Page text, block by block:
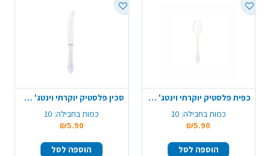
כפית פלסטיק יוקרתי וינטג' 10 יח' - ניצוצות זהב
כמות בחבילה: 10
₪5.90
הוספה לסל
סכין פלסטיק יוקרתי וינטג' 10 יח' - ניצוצות כסף
כמות בחבילה: 10
₪5.90
הוספה לסל